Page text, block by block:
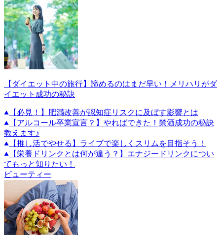
【ダイエット中の旅行】諦めるのはまだ早い！メリハリがダ
イエット成功の秘訣
【必見！】肥満改善が認知症リスクに及ぼす影響とは
【アルコール卒業宣言？】やればできた！禁酒成功の秘訣
教えます♪
【推し活でやせる】ライブで楽しくスリムを目指そう！
【栄養ドリンクとは何が違う？】エナジードリンクについ
てもっと知りたい！
ビューティー